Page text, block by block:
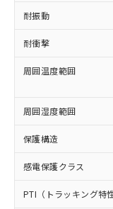
耐振動
耐衝撃
周囲温度範囲
周囲湿度範囲
保護構造
感電保護クラス
PTI（トラッキング特性
正式
様の
ムロ
オム
在庫
示し
マイ
ビス
メン
ルベンジル（
（DBP）
但し、RoHS
フタル酸エス
図的な使用が
部品在庫
月が前後す
DBP(フタル
イソブチル) :
「ｅ」：
準値以下で
「10」：
質が外部に
及ぼさな
「－」：未
全に
いよ
当社
ル、
武器
当社
場合
該第
販売
法に
－
空